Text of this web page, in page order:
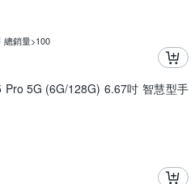
總銷量>100
Pro 5G (6G/128G) 6.67吋 智慧型手